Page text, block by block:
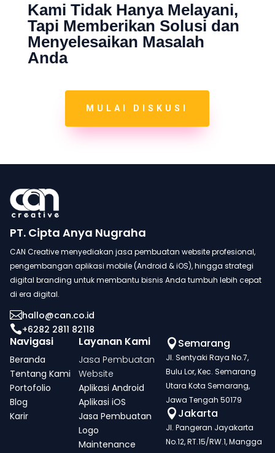
Kami Tidak Hanya Melayani,
Tapi Memberikan Solusi dan
Menyelesaikan Masalah
Anda
MULAI DISKUSI
PT. Cipta Anya Nugraha
CAN Creative menyediakan jasa pembuatan website profesional,
pengembangan aplikasi mobile (Android & iOS), hingga strategi
digital branding untuk membantu bisnis Anda tumbuh lebih cepat
di era digital.
hallo@can.co.id
+6282 2811 82118
Navigasi
Beranda
Tentang Kami
Portofolio
Blog
Karir
Layanan Kami
Jasa Pembuatan
Website
Aplikasi Android
Aplikasi iOS
Jasa Pembuatan
Logo
Maintenance
 Semarang
Jl. Sentyaki Raya No.7,
Bulu Lor, Kec. Semarang
Utara Kota Semarang,
Jawa Tengah 50179
 Jakarta
Jl. Pangeran Jayakarta
No.12, RT.15/RW.1, Mangga